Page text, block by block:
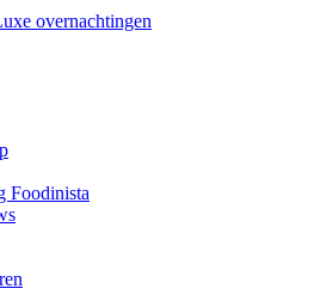
overnachtingen
Foodinista